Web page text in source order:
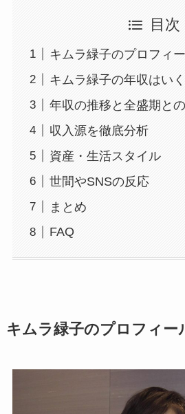
目次
キムラ緑子のプロフィ
キムラ緑子の年収はい
年収の推移と全盛期と
収入源を徹底分析
資産・生活スタイル
世間やSNSの反応
まとめ
FAQ
キムラ緑子のプロフィー